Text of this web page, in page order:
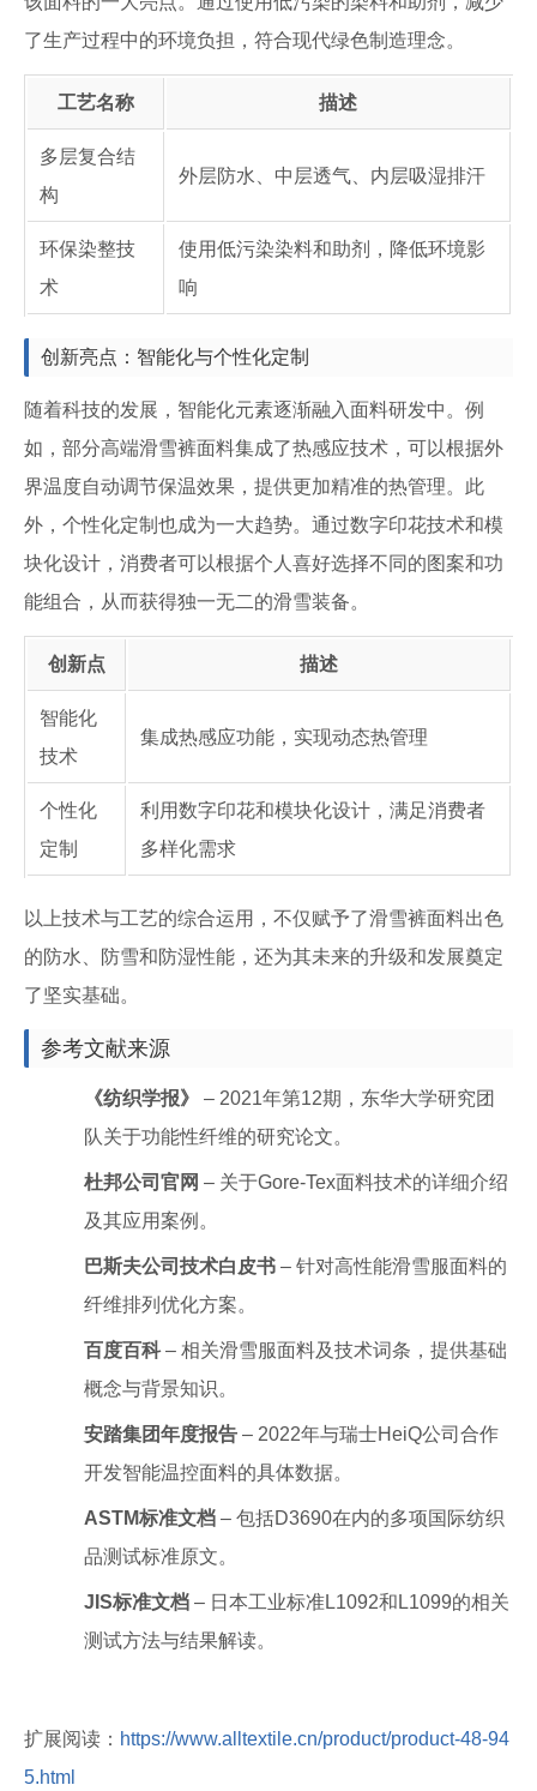
了生产过程中的环境负担，符合现代绿色制造理念。
工艺名称 描述
多层复合结
构
外层防水、中层透气、内层吸湿排汗
环保染整技
术
使用低污染染料和助剂，降低环境影
响
创新亮点：智能化与个性化定制
随着科技的发展，智能化元素逐渐融入面料研发中。例
如，部分高端滑雪裤面料集成了热感应技术，可以根据外
界温度自动调节保温效果，提供更加精准的热管理。此
外，个性化定制也成为一大趋势。通过数字印花技术和模
块化设计，消费者可以根据个人喜好选择不同的图案和功
能组合，从而获得独一无二的滑雪装备。
创新点 描述
智能化
技术
集成热感应功能，实现动态热管理
个性化
定制
利用数字印花和模块化设计，满足消费者
多样化需求
以上技术与工艺的综合运用，不仅赋予了滑雪裤面料出色
的防水、防雪和防湿性能，还为其未来的升级和发展奠定
了坚实基础。
参考文献来源
《纺织学报》
– 2021年第12期，东华大学研究团
队关于功能性纤维的研究论文。
杜邦公司官网 – 关于Gore-Tex面料技术的详细介绍
及其应用案例。
巴斯夫公司技术白皮书 – 针对高性能滑雪服面料的
纤维排列优化方案。
百度百科– 相关滑雪服面料及技术词条，提供基础
概念与背景知识。
安踏集团年度报告 – 2022年与瑞士HeiQ公司合作
开发智能温控面料的具体数据。
ASTM标准文档 – 包括D3690在内的多项国际纺织
品测试标准原文。
JIS标准文档 – 日本工业标准L1092和L1099的相关
测试方法与结果解读。
扩展阅读： https://www.alltextile.cn/product/product-48-94
5.html